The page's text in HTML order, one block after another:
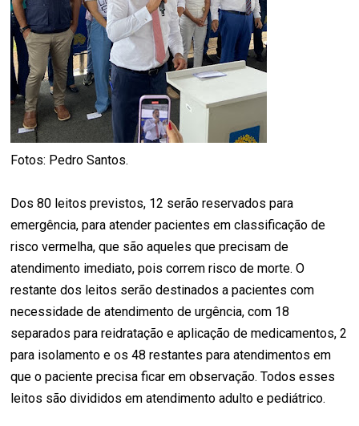
Fotos: Pedro Santos.
Dos 80 leitos previstos, 12 serão reservados para
emergência, para atender pacientes em classificação de
risco vermelha, que são aqueles que precisam de
atendimento imediato, pois correm risco de morte. O
restante dos leitos serão destinados a pacientes com
necessidade de atendimento de urgência, com 18
separados para reidratação e aplicação de medicamentos, 2
para isolamento e os 48 restantes para atendimentos em
que o paciente precisa ficar em observação. Todos esses
leitos são divididos em atendimento adulto e pediátrico.